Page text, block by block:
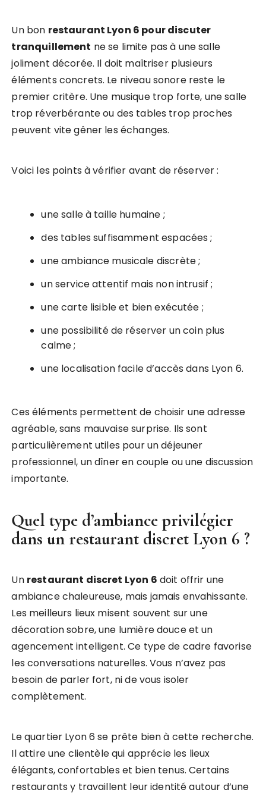
Un bon restaurant Lyon 6 pour discuter
tranquillement ne se limite pas à une salle
joliment décorée. Il doit maîtriser plusieurs
éléments concrets. Le niveau sonore reste le
premier critère. Une musique trop forte, une salle
trop réverbérante ou des tables trop proches
peuvent vite gêner les échanges.
Voici les points à vérifier avant de réserver :
une salle à taille humaine ;
des tables suffisamment espacées ;
une ambiance musicale discrète ;
un service attentif mais non intrusif ;
une carte lisible et bien exécutée ;
une possibilité de réserver un coin plus
calme ;
une localisation facile d’accès dans Lyon 6.
Ces éléments permettent de choisir une adresse
agréable, sans mauvaise surprise. Ils sont
particulièrement utiles pour un déjeuner
professionnel, un dîner en couple ou une discussion
importante.
Quel type d’ambiance privilégier
dans unrestaurant discret Lyon 6 ?
Un restaurant discret Lyon 6 doit offrir une
ambiance chaleureuse, mais jamais envahissante.
Les meilleurs lieux misent souvent sur une
décoration sobre, une lumière douce et un
agencement intelligent. Ce type de cadre favorise
les conversations naturelles. Vous n’avez pas
besoin de parler fort, ni de vous isoler
complètement.
Le quartier Lyon 6 se prête bien à cette recherche.
Il attire une clientèle qui apprécie les lieux
élégants, confortables et bien tenus. Certains
restaurants y travaillent leur identité autour d’une